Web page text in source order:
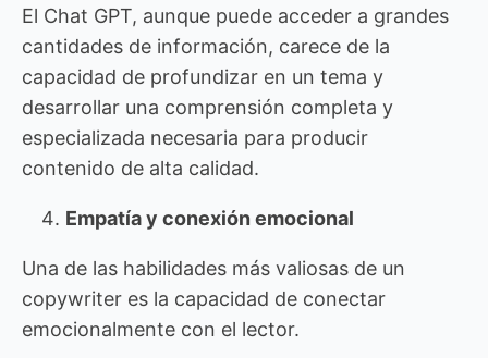
El Chat GPT, aunque puede acceder a grandes
cantidades de información, carece de la
capacidad de profundizar en un tema y
desarrollar una comprensión completa y
especializada necesaria para producir
contenido de alta calidad.
Empatía y conexión emocional
Una de las habilidades más valiosas de un
copywriter es la capacidad de conectar
emocionalmente con el lector.